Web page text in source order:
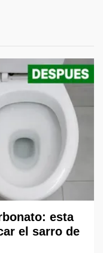
esta
el sarro de